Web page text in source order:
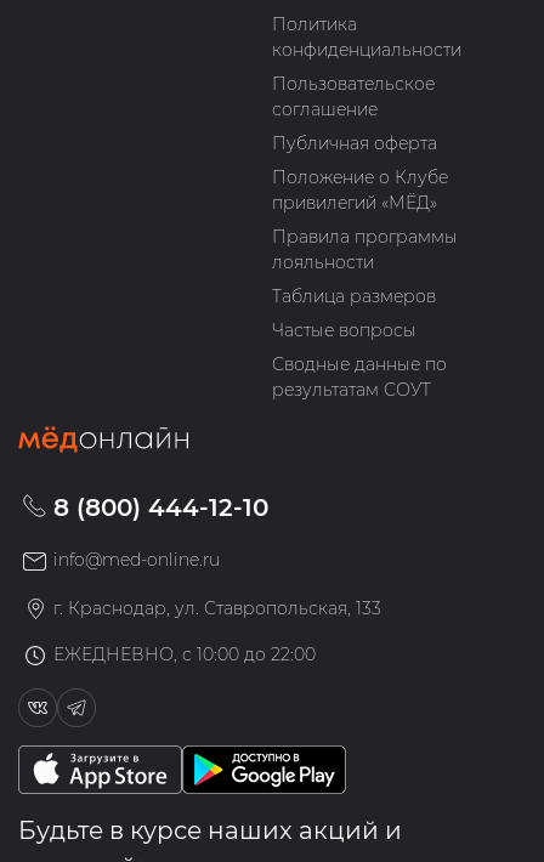
Политика
конфиденциальности
Пользовательское
соглашение
Публичная оферта
Положение о Клубе
привилегий «МЁД»
Правила программы
лояльности
Таблица размеров
Частые вопросы
Сводные данные по
результатам СОУТ
8 (800) 444-12-10
info@med-online.ru
г. Краснодар, ул. Ставропольская, 133
ЕЖЕДНЕВНО, с 10:00 до 22:00
Будьте в курсе наших акций и